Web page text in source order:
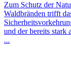
Zum Schutz der
Waldbränden trifft
und der bereits stark
...